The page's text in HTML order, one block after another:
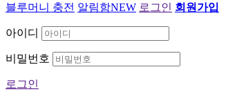
블루머니 충전 알림함NEW 로그인 회원가입
아이디
비밀번호
로그인